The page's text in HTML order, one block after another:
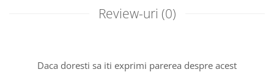
Review-uri (0)
Daca doresti sa iti exprimi parerea despre acest